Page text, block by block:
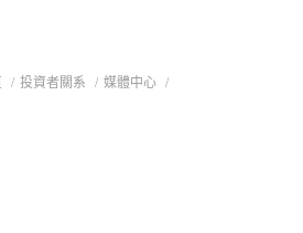
/ 投資者關系 / 媒體中心 /